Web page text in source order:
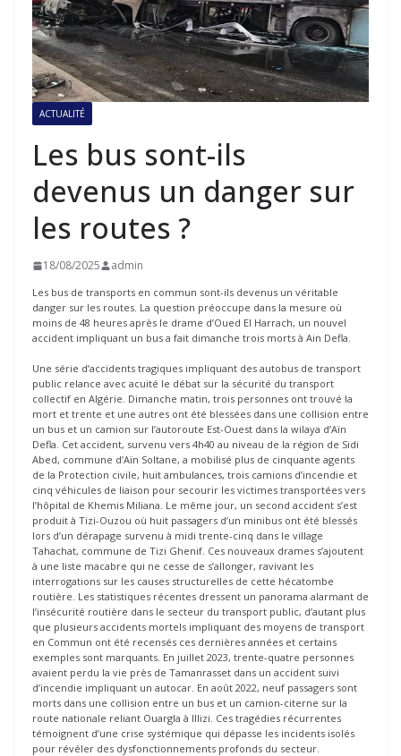
ACTUALITÉ
Les bus sont-ils
devenus un danger sur
les routes ?
18/08/2025 admin
Les bus de transports en commun sont-ils devenus un véritable
danger sur les routes. La question préoccupe dans la mesure où
moins de 48 heures après le drame d’Oued El Harrach, un nouvel
accident impliquant un bus a fait dimanche trois morts à Ain Defla.
Une série d’accidents tragiques impliquant des autobus de transport
public relance avec acuité le débat sur la sécurité du transport
collectif en Algérie. Dimanche matin, trois personnes ont trouvé la
mort et trente et une autres ont été blessées dans une collision entre
un bus et un camion sur l’autoroute Est-Ouest dans la wilaya d’Aïn
Defla. Cet accident, survenu vers 4h40 au niveau de la région de Sidi
Abed, commune d’Aïn Soltane, a mobilisé plus de cinquante agents
de la Protection civile, huit ambulances, trois camions d’incendie et
cinq véhicules de liaison pour secourir les victimes transportées vers
l’hôpital de Khemis Miliana. Le même jour, un second accident s’est
produit à Tizi-Ouzou où huit passagers d’un minibus ont été blessés
lors d’un dérapage survenu à midi trente-cinq dans le village
Tahachat, commune de Tizi Ghenif. Ces nouveaux drames s’ajoutent
à une liste macabre qui ne cesse de s’allonger, ravivant les
interrogations sur les causes structurelles de cette hécatombe
routière. Les statistiques récentes dressent un panorama alarmant de
l’insécurité routière dans le secteur du transport public, d’autant plus
que plusieurs accidents mortels impliquant des moyens de transport
en Commun ont été recensés ces dernières années et certains
exemples sont marquants. En juillet 2023, trente-quatre personnes
avaient perdu la vie près de Tamanrasset dans un accident suivi
d’incendie impliquant un autocar. En août 2022, neuf passagers sont
morts dans une collision entre un bus et un camion-citerne sur la
route nationale reliant Ouargla à Illizi. Ces tragédies récurrentes
témoignent d’une crise systémique qui dépasse les incidents isolés
pour révéler des dysfonctionnements profonds du secteur.